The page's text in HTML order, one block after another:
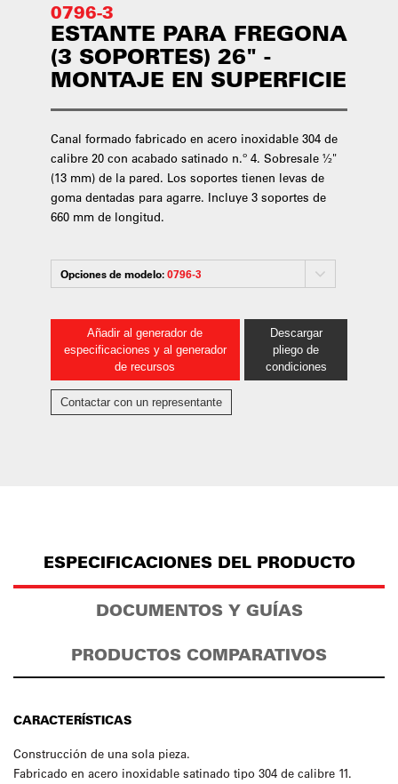
0796-3
ESTANTE PARA FREGONA
(3 SOPORTES) 26" -
MONTAJE EN SUPERFICIE
Canal formado fabricado en acero inoxidable 304 de
calibre 20 con acabado satinado n.º 4. Sobresale ½"
(13 mm) de la pared. Los soportes tienen levas de
goma dentadas para agarre. Incluye 3 soportes de
660 mm de longitud.
Opciones de modelo:0796-3
Añadir al generador de
especificaciones y al generador
de recursos
Descargar
pliego de
condiciones
Contactar con un representante
ESPECIFICACIONES DEL PRODUCTO
DOCUMENTOS Y GUÍAS
PRODUCTOS COMPARATIVOS
CARACTERÍSTICAS
Construcción de una sola pieza.
Fabricado en acero inoxidable satinado tipo 304 de calibre 11.